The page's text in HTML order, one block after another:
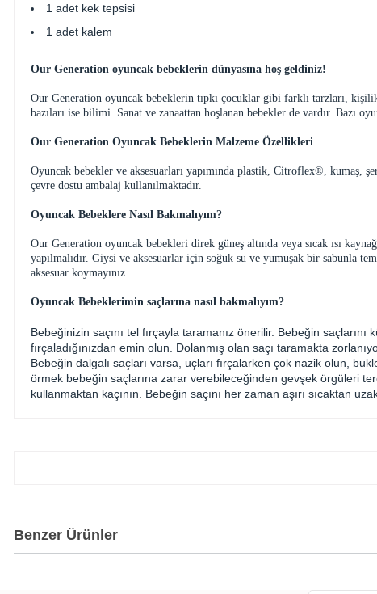
1 adet kek tepsisi
1 adet kalem
Our Generation oyuncak bebeklerin dünyasına hoş geldiniz!
Our Generation oyuncak bebeklerin tıpkı çocuklar gibi farklı tarzları,
bazıları ise bilimi. Sanat ve zanaattan hoşlanan bebekler de vardır. Bazı
Our Generation Oyuncak Bebeklerin Malzeme Özellikleri
Oyuncak bebekler ve aksesuarları yapımında plastik, Citroflex®, kumaş,
çevre dostu ambalaj kullanılmaktadır.
Oyuncak Bebeklere Nasıl Bakmalıyım?
Our Generation oyuncak bebekleri direk güneş altında veya sıcak ısı
yapılmalıdır. Giysi ve aksesuarlar için soğuk su ve yumuşak bir sabunla
aksesuar koymayınız.
Oyuncak Bebeklerimin saçlarına nasıl bakmalıyım?
Bebeğinizin saçını tel fırçayla taramanız önerilir. Bebeğin
fırçaladığınızdan emin olun. Dolanmış olan saçı taramakta
Bebeğin dalgalı saçları varsa, uçları fırçalarken çok nazik olun,
örmek bebeğin saçlarına zarar verebileceğinden gevşek örgüleri
kullanmaktan kaçının. Bebeğin saçını her zaman aşırı sıcaktan
Benzer Ürünler